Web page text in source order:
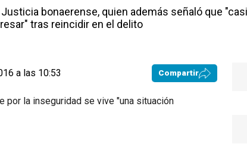
bonaerense, quien además señaló que
tras reincidir en el delito
a las 10:53 Compartir